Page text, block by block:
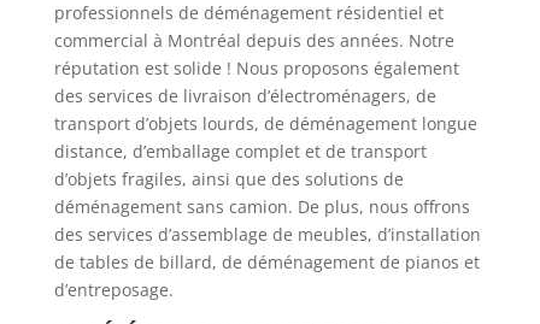
professionnels de déménagement résidentiel et
commercial à Montréal depuis des années. Notre
réputation est solide ! Nous proposons également
des services de livraison d’électroménagers, de
transport d’objets lourds, de déménagement longue
distance, d’emballage complet et de transport
d’objets fragiles, ainsi que des solutions de
déménagement sans camion. De plus, nous offrons
des services d’assemblage de meubles, d’installation
de tables de billard, de déménagement de pianos et
d’entreposage.